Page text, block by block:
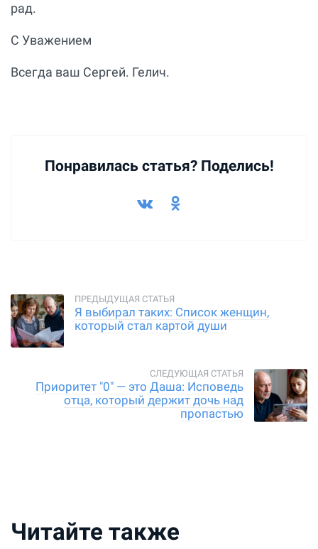
рад.
С Уважением
Всегда ваш Сергей. Гелич.
Понравилась статья? Поделись!
Я выбирал таких: Список женщин,
который стал картой души
Приоритет "0" — это Даша: Исповедь
отца, который держит дочь над
пропастью
Читайте также